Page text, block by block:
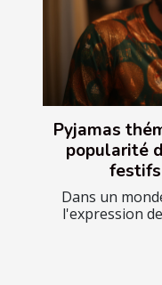
Pyjamas
popularité
Dans un
l'expression